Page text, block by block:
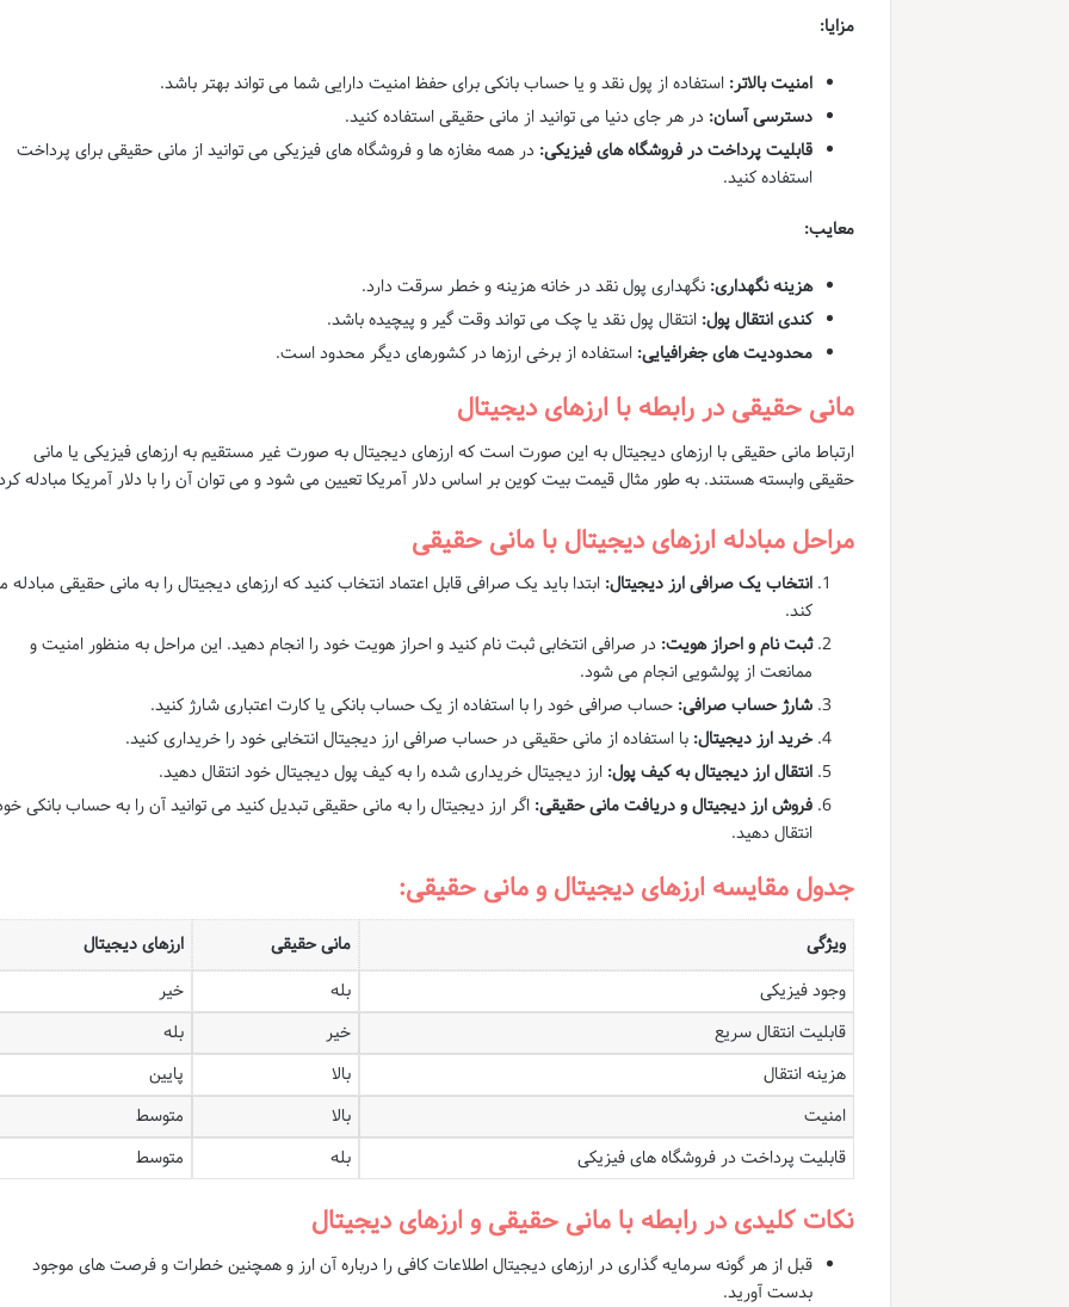
مزایا:
امنیت بالاتر: استفاده از پول نقد و یا حساب بانکی برای حفظ امنیت دارایی شما می تواند بهتر باشد.
دسترسی آسان: در هر جای دنیا می توانید از مانی حقیقی استفاده کنید.
قابلیت پرداخت در فروشگاه های فیزیکی: در همه مغازه ها و فروشگاه های فیزیکی می توانید از مانی حقیقی برای پرداخت
استفاده کنید.
معایب:
هزینه نگهداری: نگهداری پول نقد در خانه هزینه و خطر سرقت دارد.
کندی انتقال پول: انتقال پول نقد یا چک می تواند وقت گیر و پیچیده باشد.
محدودیت های جغرافیایی: استفاده از برخی ارزها در کشورهای دیگر محدود است.
مانی حقیقی در رابطه با ارزهای دیجیتال
ارتباط مانی حقیقی با ارزهای دیجیتال به این صورت است که ارزهای دیجیتال به صورت غیر مستقیم به ارزهای فیزیکی یا مانی
حقیقی وابسته هستند. به طور مثال قیمت بیت کوین بر اساس دلار آمریکا تعیین می شود و می توان آن را با دلار آمریکا مبادله
مراحل مبادله ارزهای دیجیتال با مانی حقیقی
انتخاب یک صرافی ارز دیجیتال: ابتدا باید یک صرافی قابل اعتماد انتخاب کنید که ارزهای دیجیتال را به مانی حقیقی مبادله
کند.
ثبت نام و احراز هویت: در صرافی انتخابی ثبت نام کنید و احراز هویت خود را انجام دهید. این مراحل به منظور امنیت و
ممانعت از پولشویی انجام می شود.
شارژ حساب صرافی: حساب صرافی خود را با استفاده از یک حساب بانکی یا کارت اعتباری شارژ کنید.
خرید ارز دیجیتال: با استفاده از مانی حقیقی در حساب صرافی ارز دیجیتال انتخابی خود را خریداری کنید.
انتقال ارز دیجیتال به کیف پول: ارز دیجیتال خریداری شده را به کیف پول دیجیتال خود انتقال دهید.
فروش ارز دیجیتال و دریافت مانی حقیقی: اگر ارز دیجیتال را به مانی حقیقی تبدیل کنید می توانید آن را به حساب بانکی
انتقال دهید.
جدول مقایسه ارزهای دیجیتال و مانی حقیقی:
ویژگی مانی حقیقی
ارزهای دیجیتال
وجود فیزیکی
بله
خیر
قابلیت انتقال سریع
خیر
بله
هزینه انتقال
بالا
پایین
امنیت
بالا
متوسط
قابلیت پرداخت در فروشگاه های فیزیکی
بله متوسط
نکات کلیدی در رابطه با مانی حقیقی و ارزهای دیجیتال
قبل از هر گونه سرمایه گذاری در ارزهای دیجیتال اطلاعات کافی را درباره آن ارز و همچنین خطرات و فرصت های موجود
بدست آورید.